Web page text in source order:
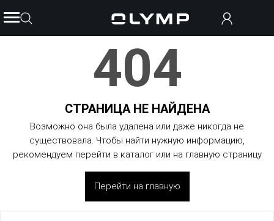
404
СТРАНИЦА НЕ НАЙДЕНА
Возможно она была удалена или даже никогда не
существовала. Чтобы найти нужную информацию,
рекомендуем перейти в каталог или на главную страницу
Перейти на главную